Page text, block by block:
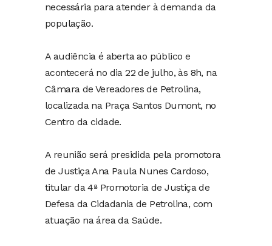
necessária para atender à demanda da
população.
A audiência é aberta ao público e
acontecerá no dia 22 de julho, às 8h, na
Câmara de Vereadores de Petrolina,
localizada na Praça Santos Dumont, no
Centro da cidade.
A reunião será presidida pela promotora
de Justiça Ana Paula Nunes Cardoso,
titular da 4ª Promotoria de Justiça de
Defesa da Cidadania de Petrolina, com
atuação na área da Saúde.